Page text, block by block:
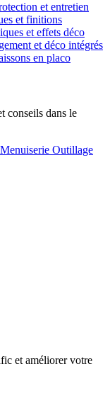
et entretien
et finitions
et effets déco
et déco intégrés
en placo
conseils dans le
Menuiserie Outillage
et améliorer votre